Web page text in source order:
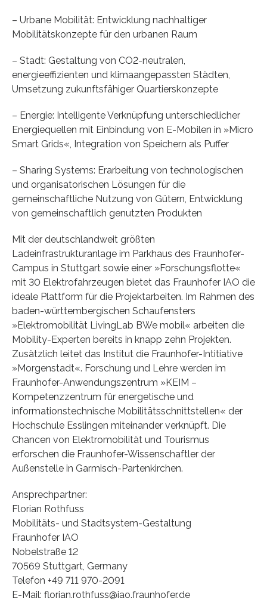
– Urbane Mobilität: Entwicklung nachhaltiger
Mobilitätskonzepte für den urbanen Raum
– Stadt: Gestaltung von CO2-neutralen,
energieeffizienten und klimaangepassten Städten,
Umsetzung zukunftsfähiger Quartierskonzepte
– Energie: Intelligente Verknüpfung unterschiedlicher
Energiequellen mit Einbindung von E-Mobilen in »Micro
Smart Grids«, Integration von Speichern als Puffer
– Sharing Systems: Erarbeitung von technologischen
und organisatorischen Lösungen für die
gemeinschaftliche Nutzung von Gütern, Entwicklung
von gemeinschaftlich genutzten Produkten
Mit der deutschlandweit größten
Ladeinfrastrukturanlage im Parkhaus des Fraunhofer-
Campus in Stuttgart sowie einer »Forschungsflotte«
mit 30 Elektrofahrzeugen bietet das Fraunhofer IAO die
ideale Plattform für die Projektarbeiten. Im Rahmen des
baden-württembergischen Schaufensters
»Elektromobilität LivingLab BWe mobil« arbeiten die
Mobility-Experten bereits in knapp zehn Projekten.
Zusätzlich leitet das Institut die Fraunhofer-Intitiative
»Morgenstadt«. Forschung und Lehre werden im
Fraunhofer-Anwendungszentrum »KEIM –
Kompetenzzentrum für energetische und
informationstechnische Mobilitätsschnittstellen« der
Hochschule Esslingen miteinander verknüpft. Die
Chancen von Elektromobilität und Tourismus
erforschen die Fraunhofer-Wissenschaftler der
Außenstelle in Garmisch-Partenkirchen.
Ansprechpartner:
Florian Rothfuss
Mobilitäts- und Stadtsystem-Gestaltung
Fraunhofer IAO
Nobelstraße 12
70569 Stuttgart, Germany
Telefon +49 711 970-2091
E-Mail: florian.rothfuss@iao.fraunhofer.de